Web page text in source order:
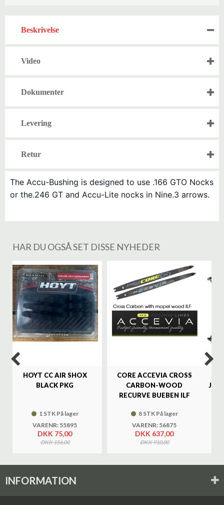
Beskrivelse
Video
Dokumenter
Levering
Retur
The Accu-Bushing is designed to use .166 GTO Nocks
or the.246 GT and Accu-Lite nocks in Nine.3 arrows.
HAR DU OGSÅ SET DISSE NYHEDER
HOYT CC AIR SHOX
BLACK PKG
1 STK På lager
VARENR: 55895
DKK 75,00
DKK 156,00
CORE ACCEVIA CROSS
CARBON-WOOD
RECURVE BUEBEN ILF
8 STK På lager
VARENR: 56875
DKK 637,00
DKK 910,00
INFORMATION